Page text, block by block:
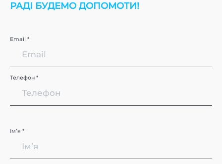
РАДІ БУДЕМО ДОПОМОТИ!
Email *
Телефон *
Імʼя *